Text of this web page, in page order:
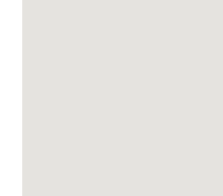
parrilla propia, cocina